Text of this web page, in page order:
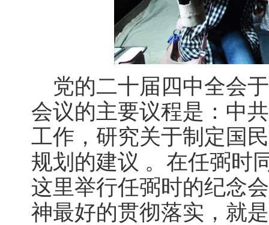
党的二十届四中全会
会议的主要议程是：中
工作，研究关于制定国
规划的建议 。在任弼时
这里举行任弼时的纪念
神最好的贯彻落实，就